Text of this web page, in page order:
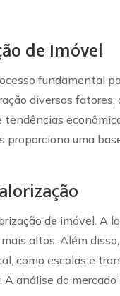
de Imóvel
fundamental
diversos
tendências
uma
de imóvel. A
altos. Além
como escolas e
análise do